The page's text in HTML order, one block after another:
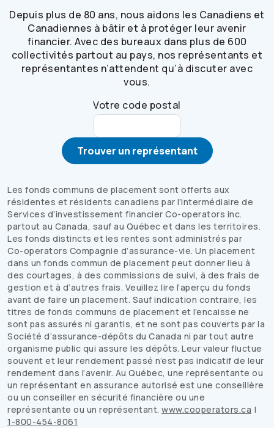
Depuis plus de 80 ans, nous aidons les Canadiens et
Canadiennes à bâtir et à protéger leur avenir
financier. Avec des bureaux dans plus de 600
collectivités partout au pays, nos représentants et
représentantes n’attendent qu’à discuter avec
vous.
Votre code postal
Trouver un représentant
Les fonds communs de placement sont offerts aux
résidentes et résidents canadiens par l’intermédiaire de
Services d’investissement financier Co-operators inc.
partout au Canada, sauf au Québec et dans les territoires.
Les fonds distincts et les rentes sont administrés par
Co-operators Compagnie d’assurance-vie. Un placement
dans un fonds commun de placement peut donner lieu à
des courtages, à des commissions de suivi, à des frais de
gestion et à d’autres frais. Veuillez lire l’aperçu du fonds
avant de faire un placement. Sauf indication contraire, les
titres de fonds communs de placement et l’encaisse ne
sont pas assurés ni garantis, et ne sont pas couverts par la
Société d’assurance-dépôts du Canada ni par tout autre
organisme public qui assure les dépôts. Leur valeur fluctue
souvent et leur rendement passé n’est pas indicatif de leur
rendement dans l’avenir. Au Québec, une représentante ou
un représentant en assurance autorisé est une conseillère
ou un conseiller en sécurité financière ou une
représentante ou un représentant. www.cooperators.ca |
1-800-454-8061